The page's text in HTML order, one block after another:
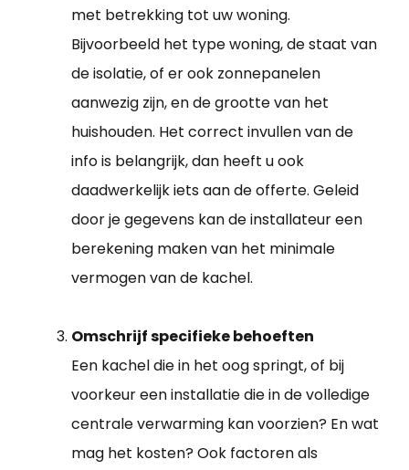
met betrekking tot uw woning.
Bijvoorbeeld het type woning, de staat van
de isolatie, of er ook zonnepanelen
aanwezig zijn, en de grootte van het
huishouden. Het correct invullen van de
info is belangrijk, dan heeft u ook
daadwerkelijk iets aan de offerte. Geleid
door je gegevens kan de installateur een
berekening maken van het minimale
vermogen van de kachel.
Omschrijf specifieke behoeften
Een kachel die in het oog springt, of bij
voorkeur een installatie die in de volledige
centrale verwarming kan voorzien? En wat
mag het kosten? Ook factoren als